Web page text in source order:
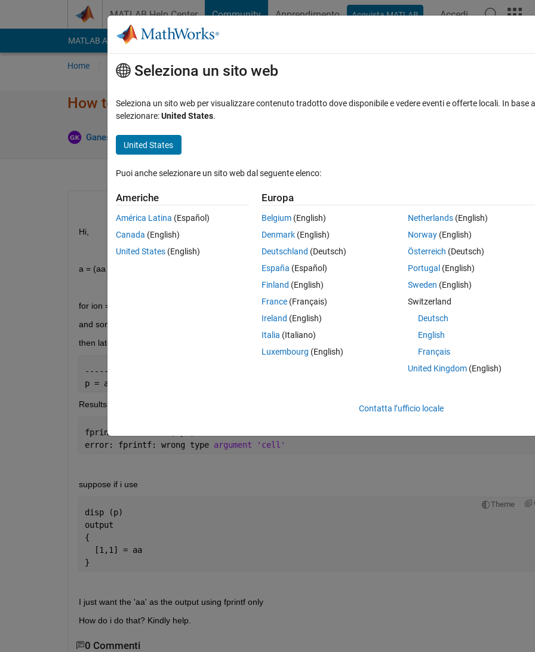
MATLAB Help Center Community Apprendimento Acquista MATLAB Accedi
MATLAB Answers File Exchange Cody
Home Poni una domanda Risposta Naviga
How to print the string value using fprintf
Ganesh Kini 22 Apr 2020
0 voti
Hi,
a = (aa bb cc dd)
for ion = 1: 1: length (a)
and some lines of code
then later i have some functionality
---------------
p = a (ion);
Results if i use
fprintf (
error: fprintf: wrong type argument 'cell'
suppose if i use
Theme
disp (p)
output
{
  [1,1] = aa
}
I just want the 'aa' as the output using fprintf only
How do i do that? Kindly help.
0 Commenti
Seleziona un sito web
Seleziona un sito web per visualizzare contenuto tradotto dove disponibile e vedere eventi e offerte locali. In
selezionare:United States.
United States
Puoi anche selezionare un sito web dal seguente elenco:
Americhe
América Latina (Español)
Canada (English)
United States (English)
Europa
Belgium (English)
Denmark (English)
Deutschland (Deutsch)
España (Español)
Finland (English)
France (Français)
Ireland (English)
Italia (Italiano)
Luxembourg (English)
Netherlands(English)
Norway(English)
Österreich (Deutsch)
Portugal (English)
Sweden (English)
Switzerland
Deutsch
English
Français
United Kingdom(English)
Contatta l’ufficio locale